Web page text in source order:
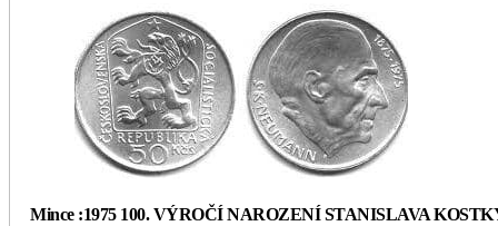
Mince :1975 100. VÝROČÍ NAROZENÍ STANISLAVA